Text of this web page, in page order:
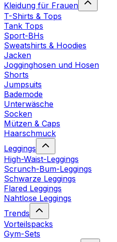
Kleidung für Frauen
T-Shirts & Tops
Tank Tops
Sport-BHs
Sweatshirts & Hoodies
Jacken
Jogginghosen und Hosen
Shorts
Jumpsuits
Bademode
Unterwäsche
Socken
Mützen & Caps
Haarschmuck
Leggings
High-Waist-Leggings
Scrunch-Bum-Leggings
Schwarze Leggings
Flared Leggings
Nahtlose Leggings
Trends
Vorteilspacks
Gym-Sets